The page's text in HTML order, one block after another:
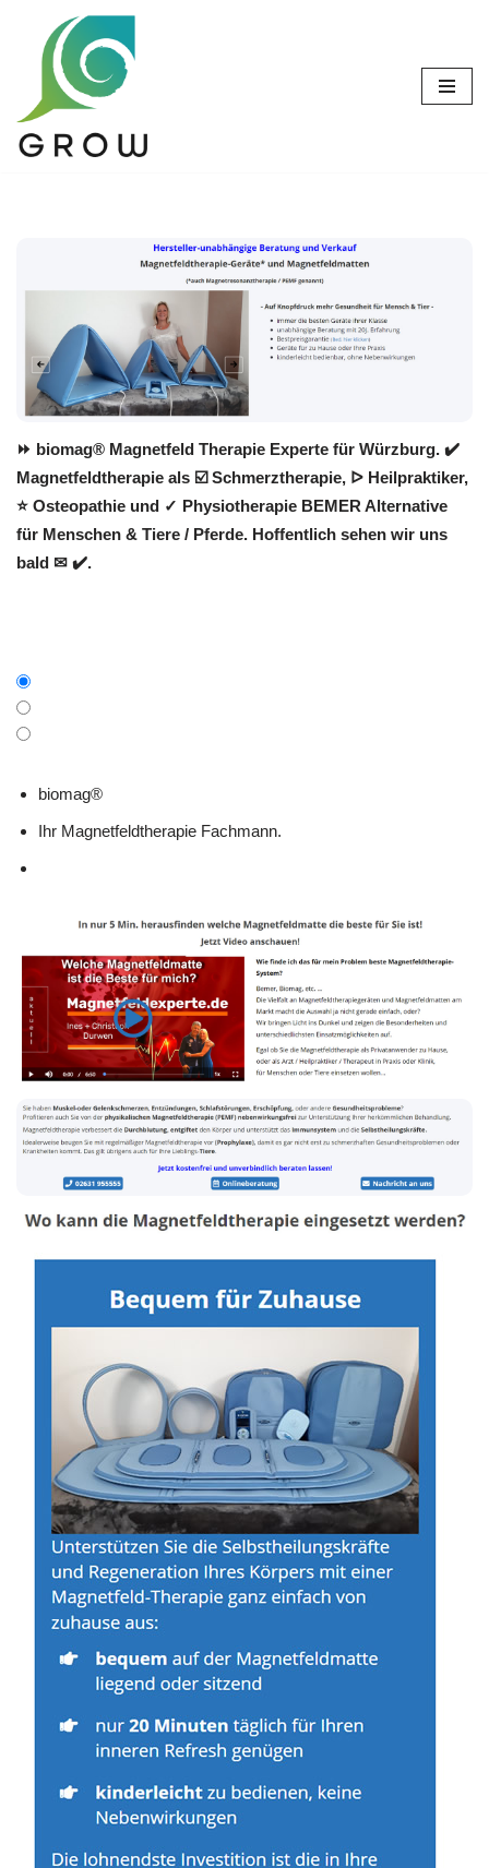
Zum
springen
⏩ biomag® Magnetfeld Therapie Experte für Würzburg. ✔️
Magnetfeldtherapie als ☑️ Schmerztherapie, ᐅ Heilpraktiker,
⭐ Osteopathie und ✓ Physiotherapie BEMER Alternative
für Menschen & Tiere / Pferde. Hoffentlich sehen wir uns
bald ✉ ✔️.
biomag®
Ihr Magnetfeldtherapie Fachmann.